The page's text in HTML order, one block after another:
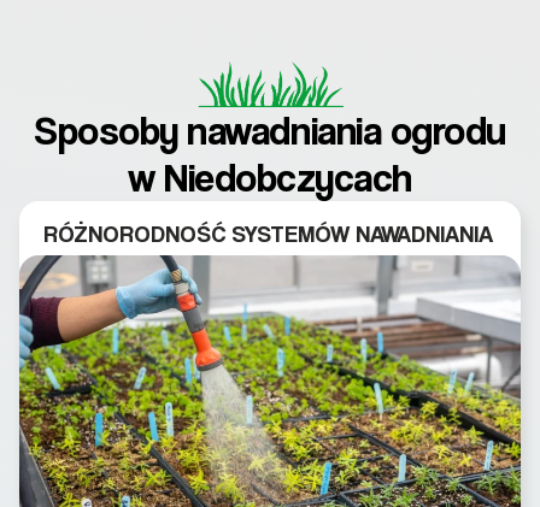
Sposoby nawadniania ogrodu
w Niedobczycach
RÓŻNORODNOŚĆ SYSTEMÓW NAWADNIANIA